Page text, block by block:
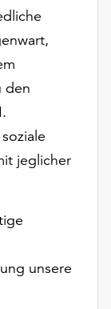
den
jeglicher
unsere